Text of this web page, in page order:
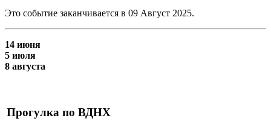
Это событие заканчивается в 09 Август 2025.
14 июня
5 июля
8 августа
Прогулка по ВДНХ